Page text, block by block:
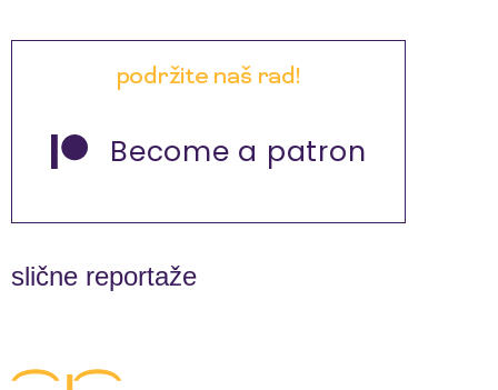
podržite naš rad!
Become a patron
slične reportaže